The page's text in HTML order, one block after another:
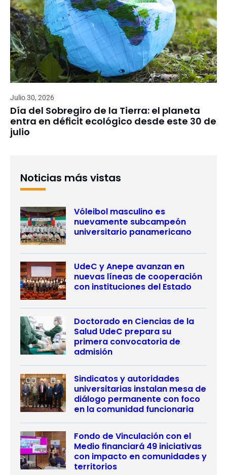
Julio 30, 2026
Día del Sobregiro de la Tierra: el planeta
entra en déficit ecológico desde este 30 de
julio
Noticias más vistas
Vóleibol masculino es
nuevamente subcampeón
universitario panamericano
UdeC y Anepe avanzan en
nuevas líneas de cooperación
con instituciones del Estado
Doctorado en Ciencias de la
Salud UdeC prepara su
primera convocatoria de
admisión
Sindicatos y autoridades
universitarias instalan mesa de
diálogo permanente con foco
en la comunidad funcionaria
Fondo de Vinculación con el
Medio financiará 49 iniciativas
con impacto en comunidades y
territorios